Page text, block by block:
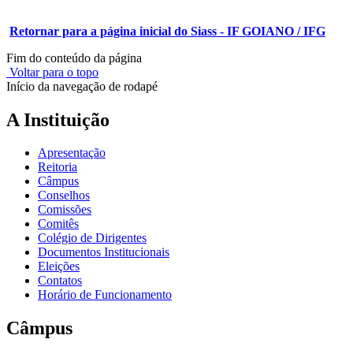
Retornar para a página inicial do Siass - IF GOIANO / IFG
Fim do conteúdo da página
Voltar para o topo
Início da navegação de rodapé
A Instituição
Apresentação
Reitoria
Câmpus
Conselhos
Comissões
Comitês
Colégio de Dirigentes
Documentos Institucionais
Eleições
Contatos
Horário de Funcionamento
Câmpus